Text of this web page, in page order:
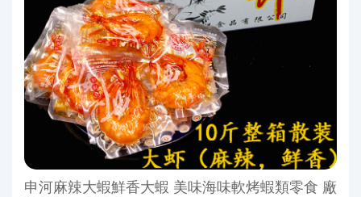
申河麻辣大蝦鮮香大蝦 美味海味軟烤蝦類零食 廠